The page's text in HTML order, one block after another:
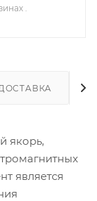
.
якорь,
является